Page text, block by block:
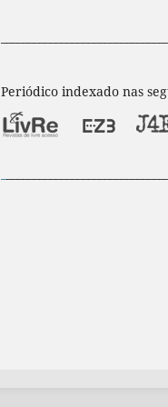
Periódico indexado nas